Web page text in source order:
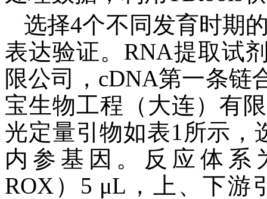
选择4个不同发育时期
表达验证。RNA提取试
限公司，cDNA第一条链
宝生物工程（大连）有
光定量引物如表1所示，
内参基因。反应体系
ROX）5 μL，上、下游